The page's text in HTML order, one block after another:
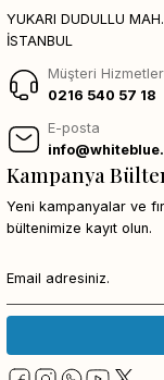
YUKARI DUDULLU
İSTANBUL
Müşteri
0216 540 57 18
E-posta
Kampanya
Yeni kampanyalar ve
bültenimize kayıt olun.